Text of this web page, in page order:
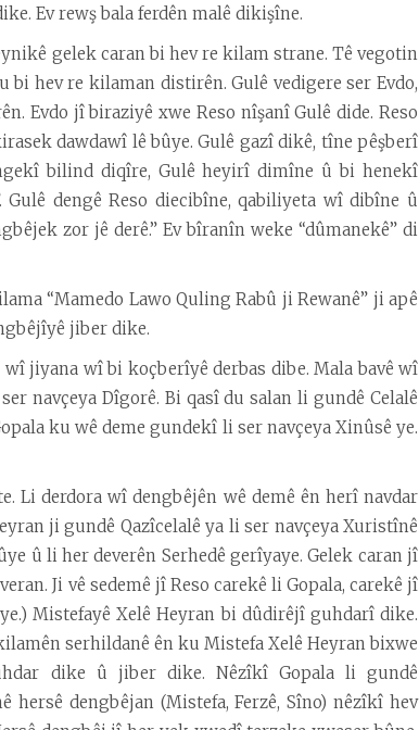
Ev rewş bala ferdên malê dikişîne.
gelek caran bi hev re kilam strane. Tê vegotin
hev re kilaman distirên. Gulê vedigere ser Evdo,
Evdo jî biraziyê xwe Reso nîşanî Gulê dide. Reso
dawdawî lê bûye. Gulê gazî dikê, tîne pêşberî
bilind diqîre, Gulê heyirî dimîne û bi henekî
dengê Reso diecibîne, qabiliyeta wî dibîne û
zor jê derê.” Ev bîranîn weke “dûmanekê” di
“Mamedo Lawo Quling Rabû ji Rewanê” ji apê
jiber dike.
jiyana wî bi koçberîyê derbas dibe. Mala bavê wî
navçeya Dîgorê. Bi qasî du salan li gundê Celalê
ku wê deme gundekî li ser navçeya Xinûsê ye.
Li derdora wî dengbêjên wê demê ên herî navdar
ji gundê Qazîcelalê ya li ser navçeya Xuristînê
û li her deverên Serhedê gerîyaye. Gelek caran jî
Ji vê sedemê jî Reso carekê li Gopala, carekê jî
Mistefayê Xelê Heyran bi dûdirêjî guhdarî dike.
serhildanê ên ku Mistefa Xelê Heyran bixwe
dike û jiber dike. Nêzîkî Gopala li gundê
hersê dengbêjan (Mistefa, Ferzê, Sîno) nêzîkî hev